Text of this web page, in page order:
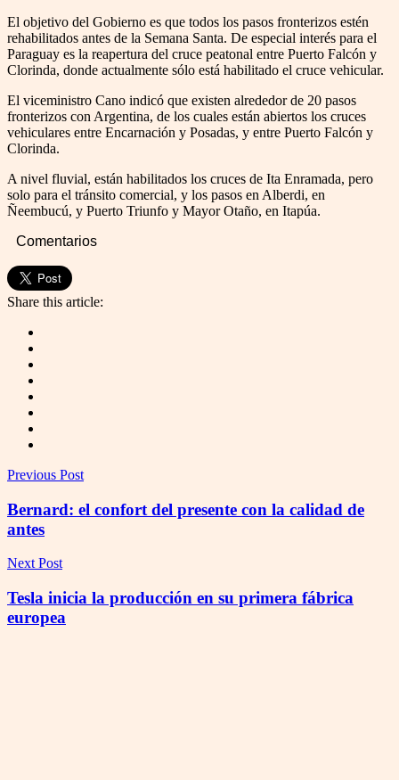
El objetivo del Gobierno es que todos los pasos fronterizos estén
rehabilitados antes de la Semana Santa. De especial interés para el
Paraguay es la reapertura del cruce peatonal entre Puerto Falcón y
Clorinda, donde actualmente sólo está habilitado el cruce vehicular.
El viceministro Cano indicó que existen alrededor de 20 pasos
fronterizos con Argentina, de los cuales están abiertos los cruces
vehiculares entre Encarnación y Posadas, y entre Puerto Falcón y
Clorinda.
A nivel fluvial, están habilitados los cruces de Ita Enramada, pero
solo para el tránsito comercial, y los pasos en Alberdi, en
Ñeembucú, y Puerto Triunfo y Mayor Otaño, en Itapúa.
Comentarios
Share this article:
Previous Post
Bernard: el confort del presente con la calidad de
antes
Next Post
Tesla inicia la producción en su primera fábrica
europea